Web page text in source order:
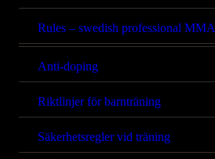
Rules – swedish professional MMA
Anti-doping
Riktlinjer för barnträning
Säkerhetsregler vid träning